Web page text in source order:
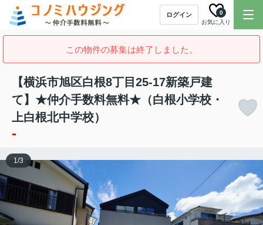
ログイン
お気に入り
0
この物件の募集は終了しました。
【横浜市旭区白根8丁目25-17新築戸建
て】★仲介手数料無料★（白根小学校・
上白根北中学校）
-
1/3